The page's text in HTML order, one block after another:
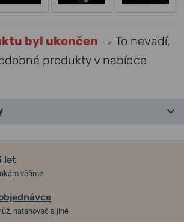
byl ukončen → To nevadí,
produkty v nabídce
let
věříme
natahovač a jiné